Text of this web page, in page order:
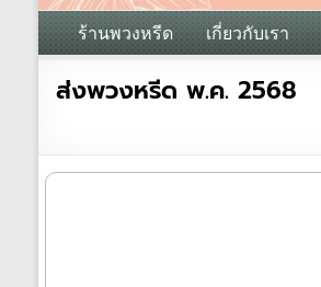
ร้าน
พวงหรีด
ส่ง
ร้านพวงหรีด เกี่ยวกับเรา
ส่งพวงหรีด พ.ค. 2568